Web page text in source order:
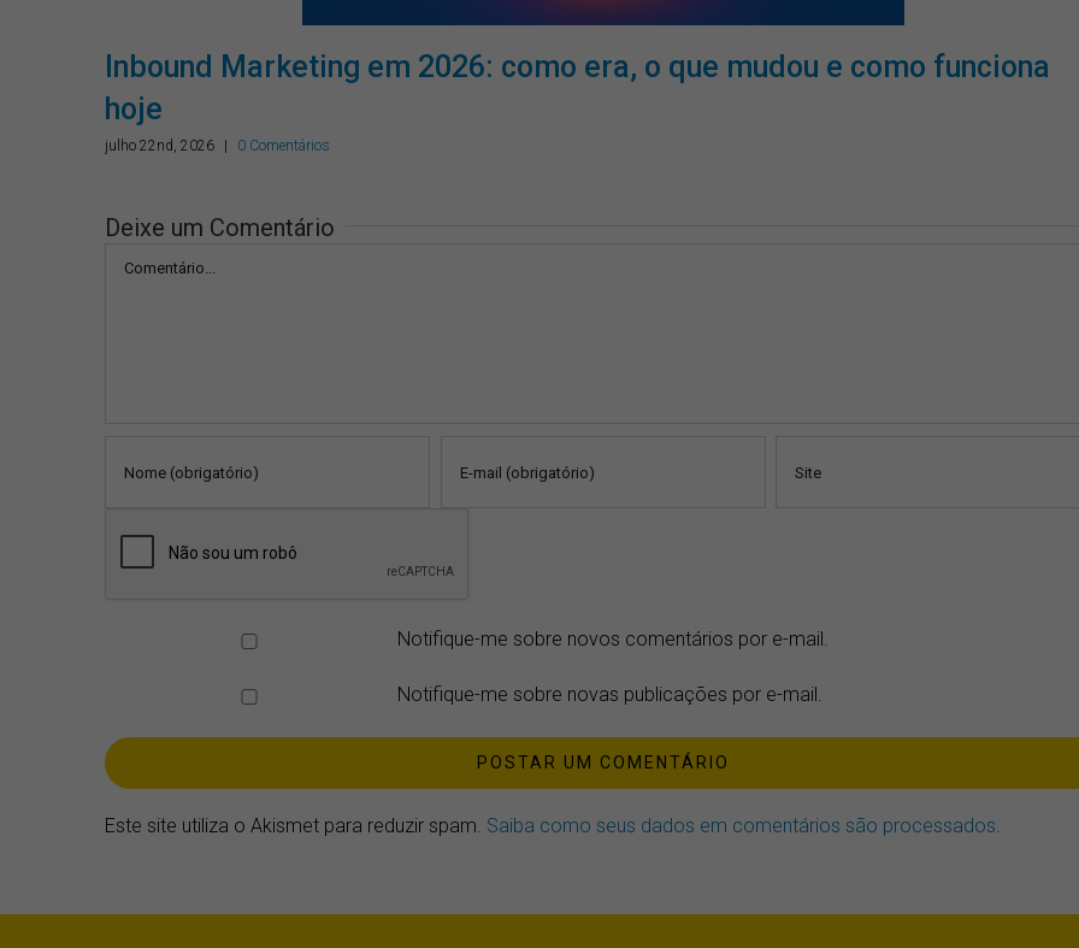
Inbound Marketing em 2026: como era, o que mudou e como funciona
hoje
julho 22nd, 2026 | 0 Comentários
Deixe um Comentário
Comentário
Notifique-me sobre novos comentários por e-mail.
Notifique-me sobre novas publicações por e-mail.
Este site utiliza o Akismet para reduzir spam. Saiba como seus dados em comentários são processados.